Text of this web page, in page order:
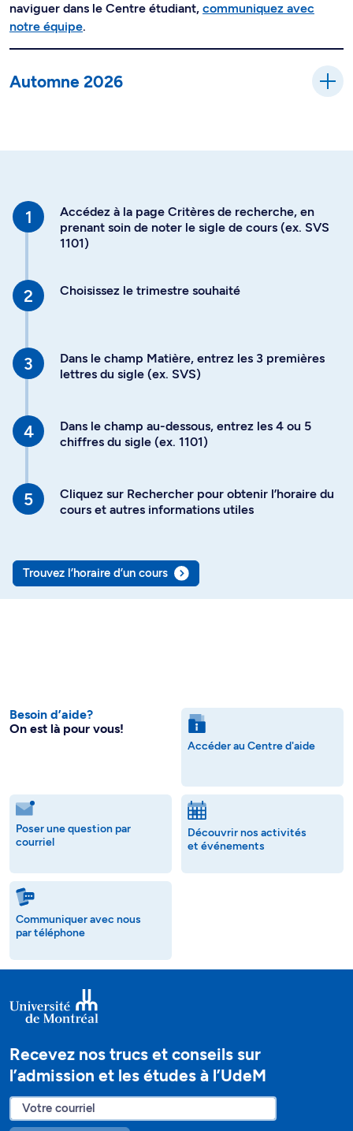
naviguer dans le Centre étudiant, communiquez avec
notre équipe.
Automne 2026
Accédez à la page Critères de recherche, en
prenant soin de noter le sigle de cours (ex. SVS
1101)
Choisissez le trimestre souhaité
Dans le champ Matière, entrez les 3 premières
lettres du sigle (ex. SVS)
Dans le champ au-dessous, entrez les 4 ou 5
chiffres du sigle (ex. 1101)
Cliquez sur Rechercher pour obtenir l’horaire du
cours et autres informations utiles
Trouvez l’horaire d’un cours
Besoin d’aide?
On est là pour vous!
Accéder au Centre d'aide
Poser une question par
courriel
Découvrir nos activités
et événements
Communiquer avec nous
par téléphone
Recevez nos trucs et conseils sur
l’admission et les études à l’UdeM